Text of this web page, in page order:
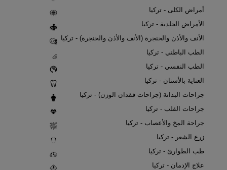
أمراض الكلى - تركيا
الأمراض الجلدية - تركيا
الأنف والأذن والحنجرة (الأنف والأذن والحنجرة) - تركيا
الطب الباطني - تركيا
الطب النفسي - تركيا
العناية بالأسنان - تركيا
جراحات البدانة (جراحات فقدان الوزن) - تركيا
جراحات القلب - تركيا
جراحة المخ والأعصاب - تركيا
زرع الشعر - تركيا
طب الطوارئ - تركيا
علاج الإدمان - تركيا